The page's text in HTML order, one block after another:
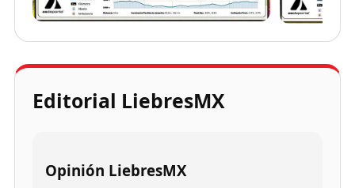
Editorial LiebresMX
Opinión LiebresMX